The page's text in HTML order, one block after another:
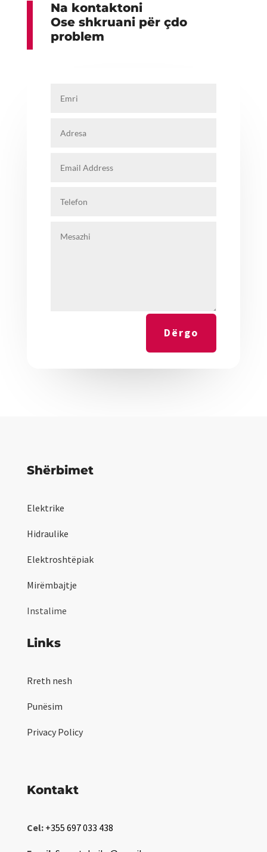
Na kontaktoni
Ose shkruani për çdo
problem
Dërgo
Shërbimet
Elektrike
Hidraulike
Elektroshtëpiak
Mirëmbajtje
Instalime
Links
Rreth nesh
Punësim
Privacy Policy
Kontakt
Cel: +355 697 033 438